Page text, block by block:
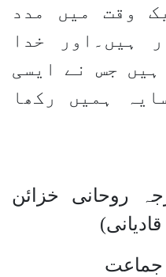
وقت میں مدد
ہیں۔اور خدا
ہیں جس نے ایسی
ہمیں رکھا
مندرجہ روحانی خزائن
جماعت